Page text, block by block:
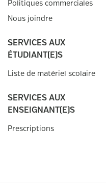
Politiques commerciales
Nous joindre
SERVICES AUX
ÉTUDIANT(E)S
Liste de matériel scolaire
SERVICES AUX
ENSEIGNANT(E)S
Prescriptions